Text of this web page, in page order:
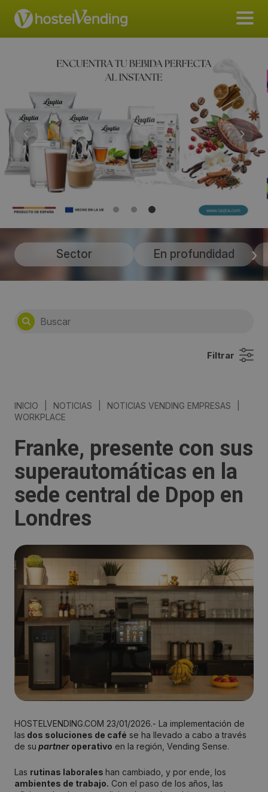
Sector En profundidad
Filtrar
INICIO NOTICIAS NOTICIAS VENDING EMPRESAS
WORKPLACE
Franke, presente con sus
superautomáticas en la
sede central de Dpop en
Londres
HOSTELVENDING.COM 23/01/2026.- La implementación de
las dos soluciones de café se ha llevado a cabo a través
de su partner operativo en la región, Vending Sense.
Las rutinas laborales han cambiado, y por ende, los
ambientes de trabajo. Con el paso de los años, las